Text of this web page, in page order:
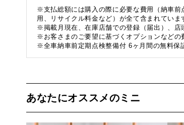
※支払総額には購入の際に必要な費用（納車
用、リサイクル料金など）が全て含まれていま
※掲載月現在、在庫店舗での登録（届出）、店
※お客さまのご要望に基づくオプションなどの
※全車納車前定期点検整備付 6ヶ月間の無料保
あなたにオススメのミニ